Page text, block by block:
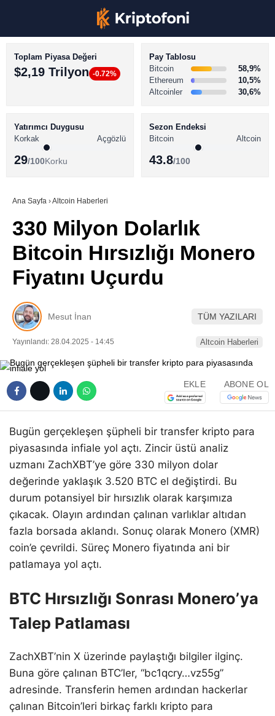
Youtube
TikTok
Telegram
BİTCOİN HABERLERİ
ALTCOİN HABERLERİ
SÖZLÜK
Toplam Piyasa Değeri
$2,19 Trilyon -0.72%
Pay Tablosu
Bitcoin
58,9%
Ethereum
10,5%
Altcoinler
30,6%
Yatırımcı Duygusu
Korkak
Açgözlü
29/100Korku
Sezon Endeksi
Bitcoin
Altcoin
43.8/100
Ana Sayfa ›Altcoin Haberleri
330 Milyon Dolarlık
Bitcoin Hırsızlığı Monero
Fiyatını Uçurdu
Mesut İnan TÜM YAZILARI
Yayınlandı: 28.04.2025 - 14:45 Altcoin Haberleri
EKLE ABONE OL
Bugün gerçekleşen şüpheli bir transfer kripto para
piyasasında infiale yol açtı. Zincir üstü analiz
uzmanı ZachXBT’ye göre 330 milyon dolar
değerinde yaklaşık 3.520 BTC el değiştirdi. Bu
durum potansiyel bir hırsızlık olarak karşımıza
çıkacak. Olayın ardından çalınan varlıklar altıdan
fazla borsada aklandı. Sonuç olarak Monero (XMR)
coin’e çevrildi. Süreç Monero fiyatında ani bir
patlamaya yol açtı.
BTC Hırsızlığı Sonrası Monero’ya
Talep Patlaması
ZachXBT’nin X üzerinde paylaştığı bilgiler ilginç.
Buna göre çalınan BTC’ler, “bc1qcry…vz55g”
adresinde. Transferin hemen ardından hackerlar
çalınan Bitcoin’leri birkaç farklı kripto para